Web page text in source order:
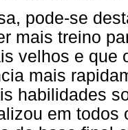
pode-se
mais treino
velhos e que
mais
habilidades
em